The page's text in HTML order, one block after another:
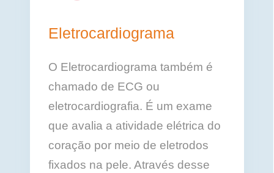
Eletrocardiograma
O Eletrocardiograma também é
chamado de ECG ou
eletrocardiografia. É um exame
que avalia a atividade elétrica do
coração por meio de eletrodos
fixados na pele. Através desse